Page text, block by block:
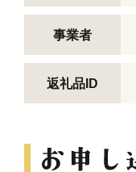
事業者
返礼品ID